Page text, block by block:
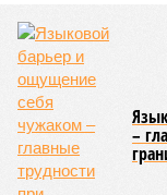
разрешение на ввод
совсем недалеко, в
улице, картина,
ЖК «Светлый мир
банкрот Seven